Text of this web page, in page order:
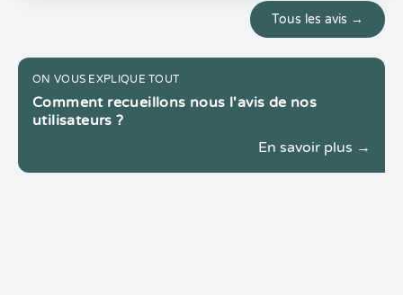
Tous les avis →
ON VOUS EXPLIQUE TOUT
Comment recueillons nous l'avis de nos
utilisateurs ?
En savoir plus →